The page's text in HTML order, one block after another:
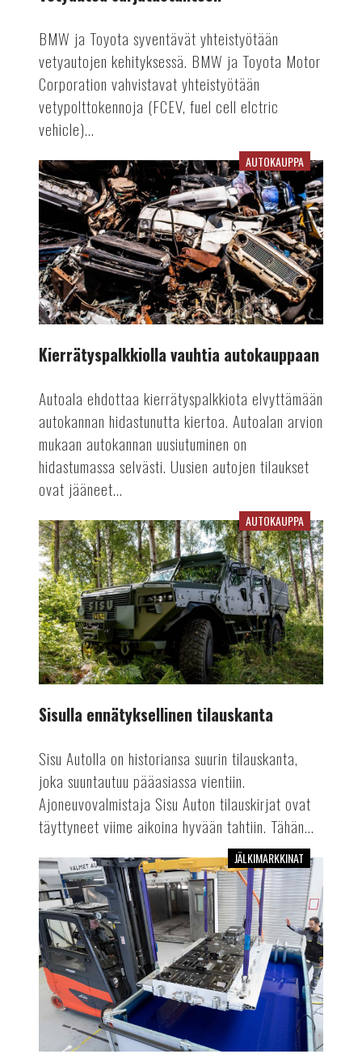
BMW ja Toyota syventävät yhteistyötään
vetyautojen kehityksessä. BMW ja Toyota Motor
Corporation vahvistavat yhteistyötään
vetypolttokennoja (FCEV, fuel cell elctric
vehicle)...
Kierrätyspalkkiolla
vauhtia
autokauppaan
AUTOKAUPPA
Kierrätyspalkkiolla vauhtia autokauppaan
Autoala ehdottaa kierrätyspalkkiota elvyttämään
autokannan hidastunutta kiertoa. Autoalan arvion
mukaan autokannan uusiutuminen on
hidastumassa selvästi. Uusien autojen tilaukset
ovat jääneet...
Sisulla
ennätyksellinen
tilauskanta
AUTOKAUPPA
Sisulla ennätyksellinen tilauskanta
Sisu Autolla on historiansa suurin tilauskanta,
joka suuntautuu pääasiassa vientiin.
Ajoneuvovalmistaja Sisu Auton tilauskirjat ovat
täyttyneet viime aikoina hyvään tahtiin. Tähän...
Lisää
kapasiteettia
akkutestaukseen
JÄLKIMARKKINAT